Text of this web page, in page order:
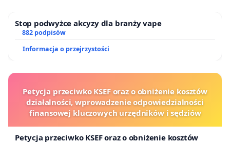
Stop podwyżce akcyzy dla branży vape
882 podpisów
Informacja o przejrzystości
Petycja przeciwko KSEF oraz o obniżenie kosztów
działalności, wprowadzenie odpowiedzialności
finansowej kluczowych urzędników i sędziów
Petycja przeciwko KSEF oraz o obniżenie kosztów